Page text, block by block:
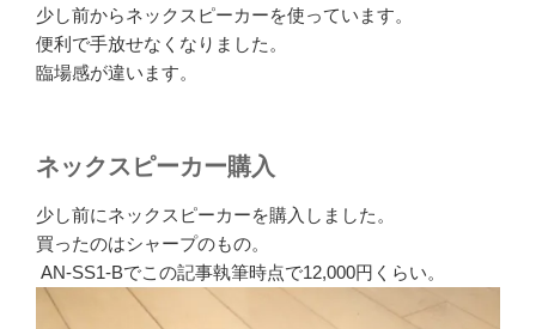
少し前からネックスピーカーを使っています。
便利で手放せなくなりました。
臨場感が違います。
ネックスピーカー購入
少し前にネックスピーカーを購入しました。
買ったのはシャープのもの。
AN-SS1-Bでこの記事執筆時点で12,000円くらい。